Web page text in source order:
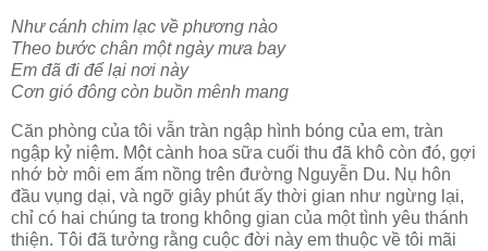
Như cánh chim lạc về phương nào
Theo bước chân một ngày mưa bay
Em đã đi để lại nơi này
Cơn gió đông còn buồn mênh mang
Căn phòng của tôi vẫn tràn ngập hình bóng của em, tràn
ngập kỷ niệm. Một cành hoa sữa cuối thu đã khô còn đó, gợi
nhớ bờ môi em ấm nồng trên đường Nguyễn Du. Nụ hôn
đầu vụng dại, và ngỡ giây phút ấy thời gian như ngừng lại,
chỉ có hai chúng ta trong không gian của một tình yêu thánh
thiện. Tôi đã tưởng rằng cuộc đời này em thuộc về tôi mãi